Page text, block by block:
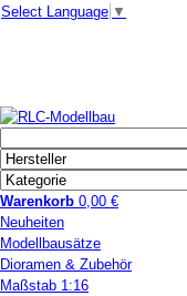
Select Language ▼
Warenkorb 0,00 €
Neuheiten
Modellbausätze
Dioramen & Zubehör
Maßstab 1:16